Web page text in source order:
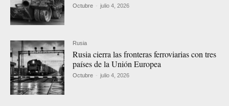
Octubre - julio 4, 2026
Rusia
Rusia cierra las fronteras ferroviarias con tres
países de la Unión Europea
Octubre - julio 4, 2026